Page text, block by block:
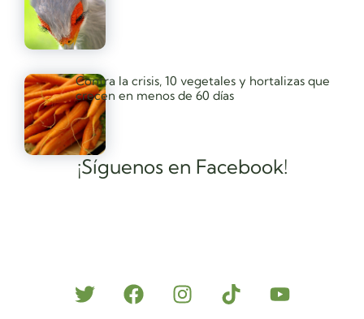
¡Síguenos en Facebook!
Contra la crisis, 10 vegetales y hortalizas que
crecen en menos de 60 días